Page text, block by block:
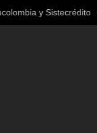
y Sistecrédito